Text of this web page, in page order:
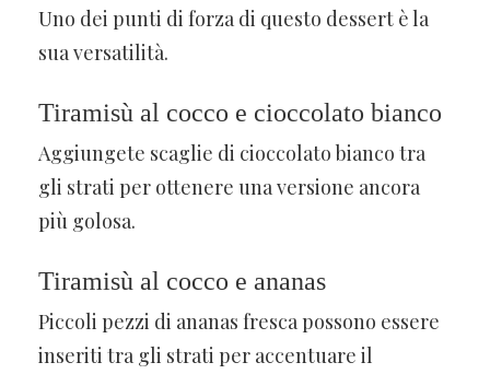
Uno dei punti di forza di questo dessert è la
sua versatilità.
Tiramisù al cocco e cioccolato bianco
Aggiungete scaglie di cioccolato bianco tra
gli strati per ottenere una versione ancora
più golosa.
Tiramisù al cocco e ananas
Piccoli pezzi di ananas fresca possono essere
inseriti tra gli strati per accentuare il